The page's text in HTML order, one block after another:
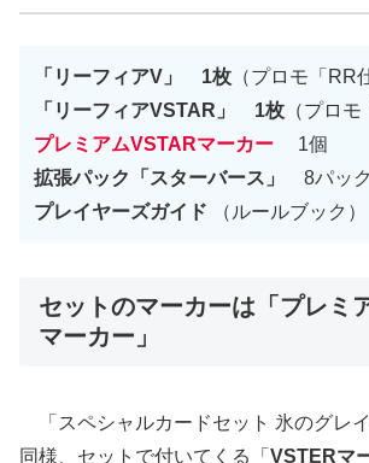
「 リーフィアV」 1枚 （プロモ「RR
「 リーフィアVSTAR」 1枚 （プロ
プレミアムVSTARマーカー 1個
拡張パック「スターバース」
8パック
プレイヤーズガイド （ルールブック
セットのマーカーは「プレミ
マーカー」
「スペシャルカードセット 氷のグレ
同様、セットで付いてくる「 VSTERマ